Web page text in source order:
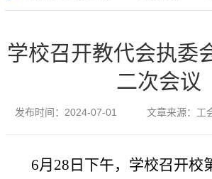
学校召开教代会执委
二次会议
发布时间： 2024-07-01 文章来源： 工
6月28日下午，学校召开校